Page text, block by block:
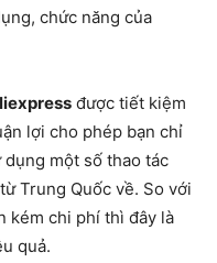
chức năng của
được tiết kiệm
lợi cho phép bạn chỉ
dụng một số thao tác
Trung Quốc về. So với
kém chi phí thì đây là
quả.